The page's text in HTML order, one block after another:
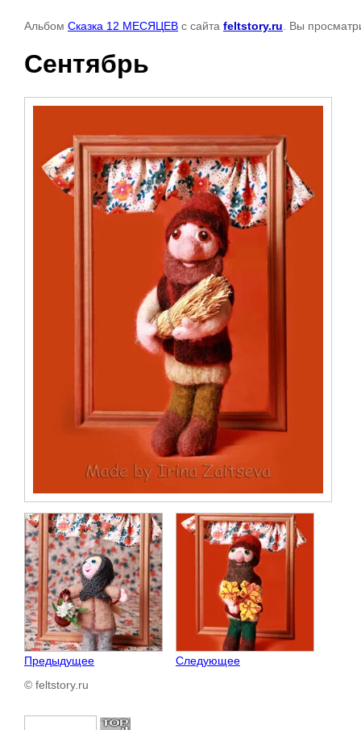
Альбом Сказка 12 МЕСЯЦЕВ с сайта feltstory.ru . Вы
Сентябрь
Предыдущее
Следующее
© feltstory.ru